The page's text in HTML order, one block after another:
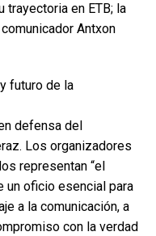
trayectoria en ETB; la
Antxon
futuro de la
defensa del
Los organizadores
representan “el
un oficio esencial para
a la comunicación, a
con la verdad